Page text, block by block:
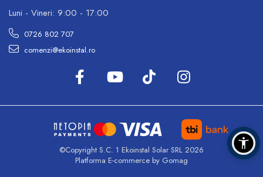
Luni - Vineri: 9:00 - 17:00
0726 802 707
comenzi@ekoinstal.ro
©Copyright S.C. 1 Ekoinstal Solar SRL 2026
Platforma E-commerce by Gomag